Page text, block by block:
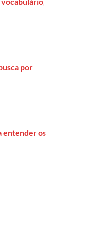
por
entender os